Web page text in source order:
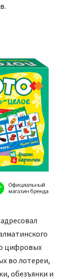
цифровых
во лотереи,
обезъянки и